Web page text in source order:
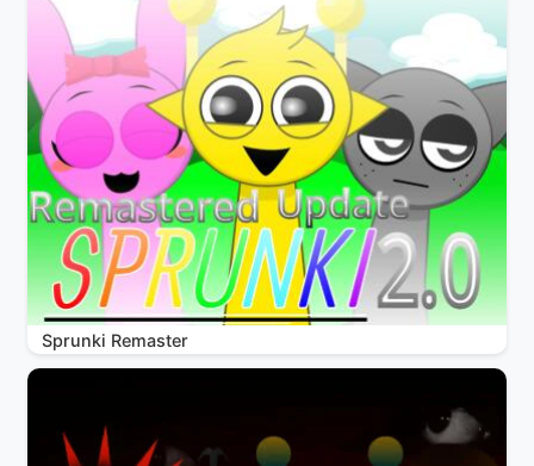
Sprunki Remaster